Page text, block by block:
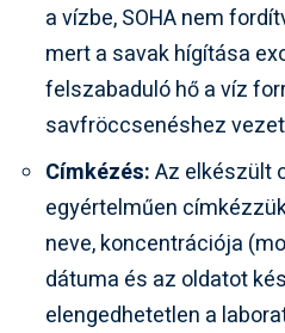
a vízbe, SOHA nem
mert a savak hígítása
felszabaduló hő a víz
savfröccsenéshez
Címkézés:Az elkészült
egyértelműen
neve, koncentrációja
dátuma és az oldatot
elengedhetetlen a